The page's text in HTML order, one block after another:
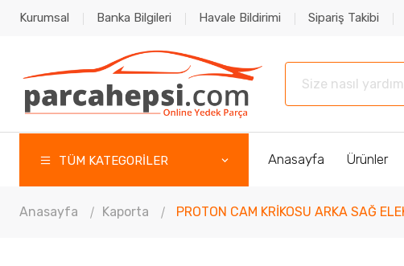
Kurumsal Banka Bilgileri Havale Bildirimi Sipariş Takibi
TÜM KATEGORİLER Anasayfa Ürünler
Anasayfa Kaporta PROTON CAM KRİKOSU ARKA SAĞ